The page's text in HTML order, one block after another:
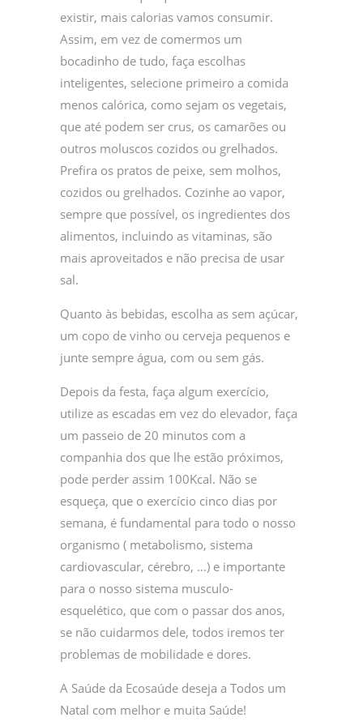
existir, mais calorias vamos consumir.
Assim, em vez de comermos um
bocadinho de tudo, faça escolhas
inteligentes, selecione primeiro a comida
menos calórica, como sejam os vegetais,
que até podem ser crus, os camarões ou
outros moluscos cozidos ou grelhados.
Prefira os pratos de peixe, sem molhos,
cozidos ou grelhados. Cozinhe ao vapor,
sempre que possível, os ingredientes dos
alimentos, incluindo as vitaminas, são
mais aproveitados e não precisa de usar
sal.
Quanto às bebidas, escolha as sem açúcar,
um copo de vinho ou cerveja pequenos e
junte sempre água, com ou sem gás.
Depois da festa, faça algum exercício,
utilize as escadas em vez do elevador, faça
um passeio de 20 minutos com a
companhia dos que lhe estão próximos,
pode perder assim 100Kcal. Não se
esqueça, que o exercício cinco dias por
semana, é fundamental para todo o nosso
organismo ( metabolismo, sistema
cardiovascular, cérebro, …) e importante
para o nosso sistema musculo-
esquelético, que com o passar dos anos,
se não cuidarmos dele, todos iremos ter
problemas de mobilidade e dores.
A Saúde da Ecosaúde deseja a Todos um
Natal com melhor e muita Saúde!